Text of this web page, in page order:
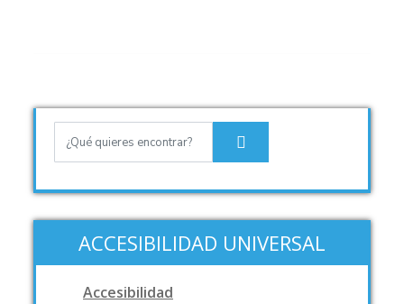
ACCESIBILIDAD UNIVERSAL
Accesibilidad